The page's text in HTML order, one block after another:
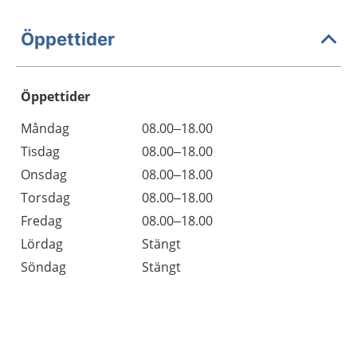
Öppettider
Öppettider
Dag
Öppettider
Kommentarer
Måndag
08.00–18.00
Tisdag
08.00–18.00
Onsdag
08.00–18.00
Torsdag
08.00–18.00
Fredag
08.00–18.00
Lördag
Stängt
Söndag
Stängt